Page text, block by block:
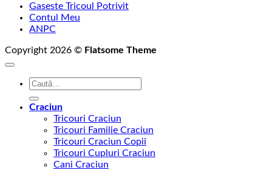
Gaseste Tricoul Potrivit
Contul Meu
ANPC
Copyright 2026 © Flatsome Theme
Caută
Craciun
Tricouri Craciun
Tricouri Familie Craciun
Tricouri Craciun Copii
Tricouri Cupluri Craciun
Cani Craciun